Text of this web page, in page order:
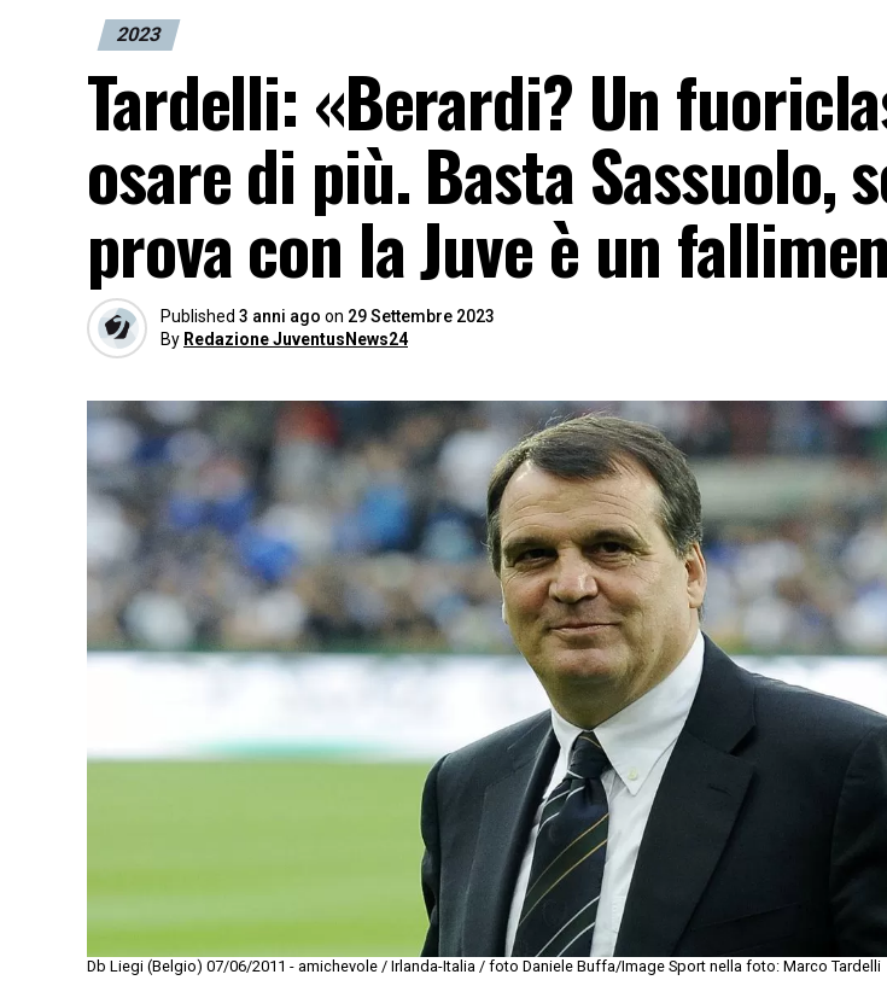
2023
Tardelli: «Berardi? Un
osare di più. Basta Sassuolo,
prova con la Juve è un
Published 3 anni ago on 29 Settembre 2023
By Redazione JuventusNews24
Db Liegi (Belgio) 07/06/2011 - amichevole / Irlanda-Italia / foto Daniele Buffa/Image Sport nella foto: Marco Tardelli